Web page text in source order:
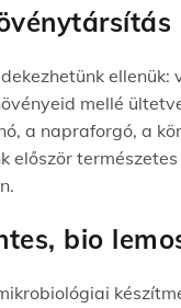
mellé
a napraforgó, a
először
tes, bio lem